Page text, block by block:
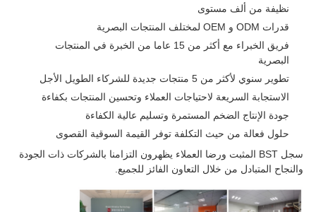
نظيفة من ألف مستوى
قدرات ODM و OEM لمختلف المنتجات البصرية
فريق الخبراء مع أكثر من 15 عاما من الخبرة في المنتجات
البصرية
تطوير سنوي لأكثر من 5 منتجات جديدة للشركاء الطويل الأجل
الاستجابة السريعة لاحتياجات العملاء وتحسين المنتجات بكفاءة
جودة الإنتاج الضخم المستمرة وتسليم عالية الكفاءة
حلول فعالة من حيث التكلفة توفر القيمة السوقية القصوى
سجل BST المثبت ورضا العملاء يظهرون التزامنا بالشركات ذات الجودة
والنجاح المتبادل من خلال التعاون الفائز للجميع.